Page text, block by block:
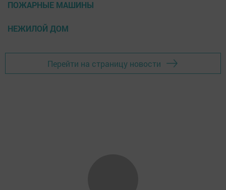
ПОЖАРНЫЕ МАШИНЫ
НЕЖИЛОЙ ДОМ
Перейти на страницу новости